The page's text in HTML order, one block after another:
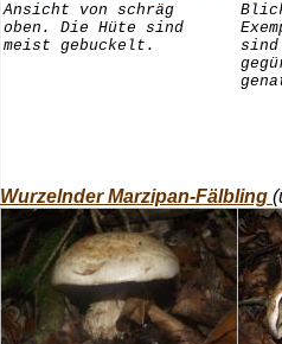
Ansicht von schräg
oben. Die Hüte sind
meist gebuckelt.
sind
Wurzelnder Marzipan-Fälbling